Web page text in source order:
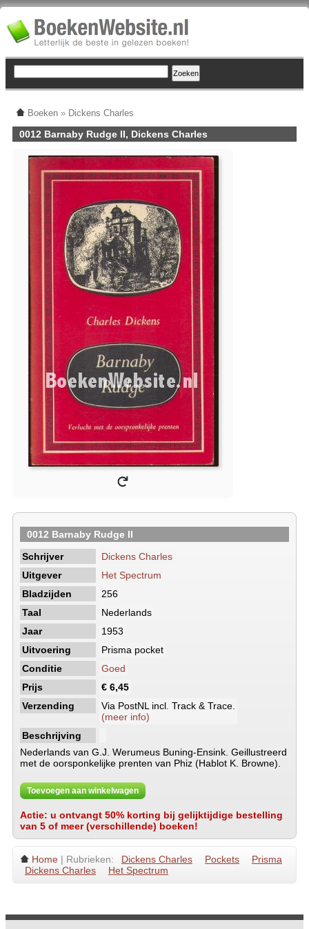
Boeken » Dickens Charles
0012 Barnaby Rudge II, Dickens Charles
0012 Barnaby Rudge II
Schrijver
Dickens Charles
Uitgever
Het Spectrum
Bladzijden
256
Taal
Nederlands
Jaar
1953
Uitvoering
Prisma pocket
Conditie
Goed
Prijs
€ 6,45
Verzending
Via PostNL incl. Track & Trace.
(meer info)
Beschrijving
Nederlands van G.J. Werumeus Buning-Ensink. Geillustreerd
met de oorsponkelijke prenten van Phiz (Hablot K. Browne).
Toevoegen aan winkelwagen
Actie: u ontvangt 50% korting bij gelijktijdige bestelling
van 5 of meer (verschillende) boeken!
Home | Rubrieken: Dickens Charles Pockets
Prisma
Dickens Charles
Het Spectrum